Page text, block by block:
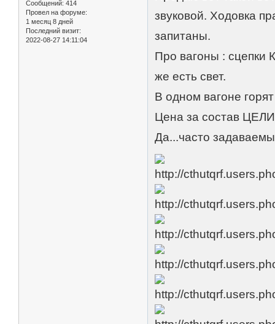
Сообщений: 414
Провел на форуме:
1 месяц 8 дней
Последний визит:
2022-08-27 14:11:04
звуковой. Ходовка
запитаны.
Про вагоны : сцепки
же есть свет.
В одном вагоне
Цена за состав
Да...часто